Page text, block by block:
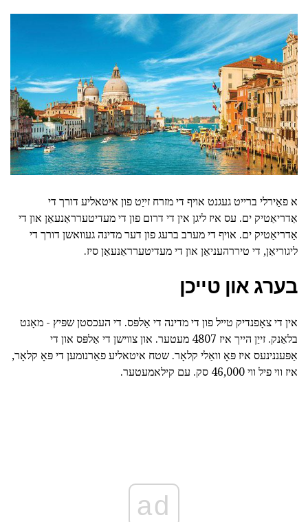
א פאַירלי ברייט געגנט אויף די מזרח זייַט פון איטאליע דורך די
אַדריאַטיק ים. עס איז ליגן אין די דרום פון די מעדיטערראַנעאַן און די
אַדריאַטיק ים. אויף די מערב ברעג פון דער מדינה געוואשן דורך די
ליגוריאַן, די טיררהעניאַן און די מעדיטערראַנעאַן סיז.
בערג און טייכן
אין די צאָפנדיק טייל פון די מדינה די אַלפּס. די העכסטן שפּיץ - מאָנט
בלאַנק. זייַן הייך איז 4807 מעטער. און צווישן די אַלפּס און די
אַפּעננינעס איז פּאָ וואַלי קלאָר. שטח איטאליע פאַרנומען די פּאָ קלאָר,
איז ווי פיל ווי 46,000 סק. עם קילאמעטער.
ad